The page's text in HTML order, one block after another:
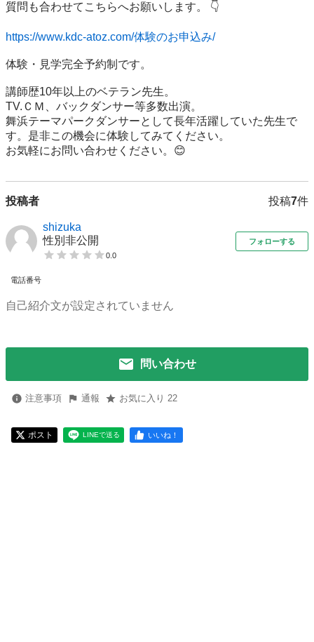
質問も合わせてこちらへお願いします。 👇
https://www.kdc-atoz.com/体験のお申込み/
体験・見学完全予約制です。
講師歴10年以上のベテラン先生。
TV.ＣＭ、バックダンサー等多数出演。
舞浜テーマパークダンサーとして長年活躍していた先生で
す。是非この機会に体験してみてください。
お気軽にお問い合わせください。😊
投稿者 投稿7件
shizuka
性別非公開
0.0
フォローする
電話番号
自己紹介文が設定されていません
問い合わせ
注意事項 通報 お気に入り 22
ポスト LINEで送る いいね！